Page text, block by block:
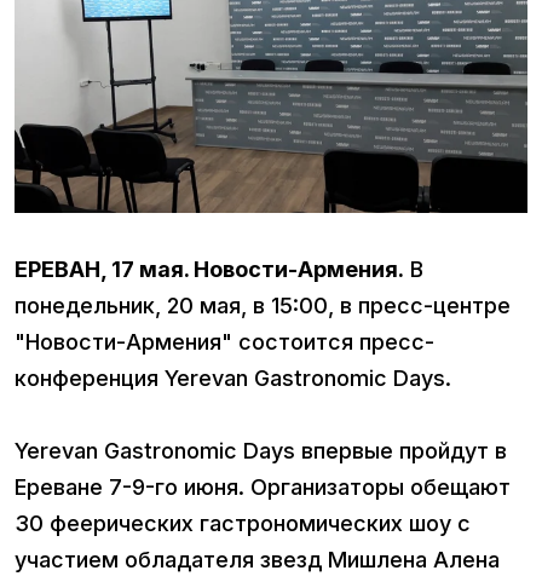
ЕРЕВАН, 17 мая. Новости-Армения. В
понедельник, 20 мая, в 15:00, в пресс-центре
"Новости-Армения" состоится пресс-
конференция Yerevan Gastronomic Days.
Yerevan Gastronomic Days впервые пройдут в
Ереване 7-9-го июня. Организаторы обещают
30 феерических гастрономических шоу с
участием обладателя звезд Мишлена Алена